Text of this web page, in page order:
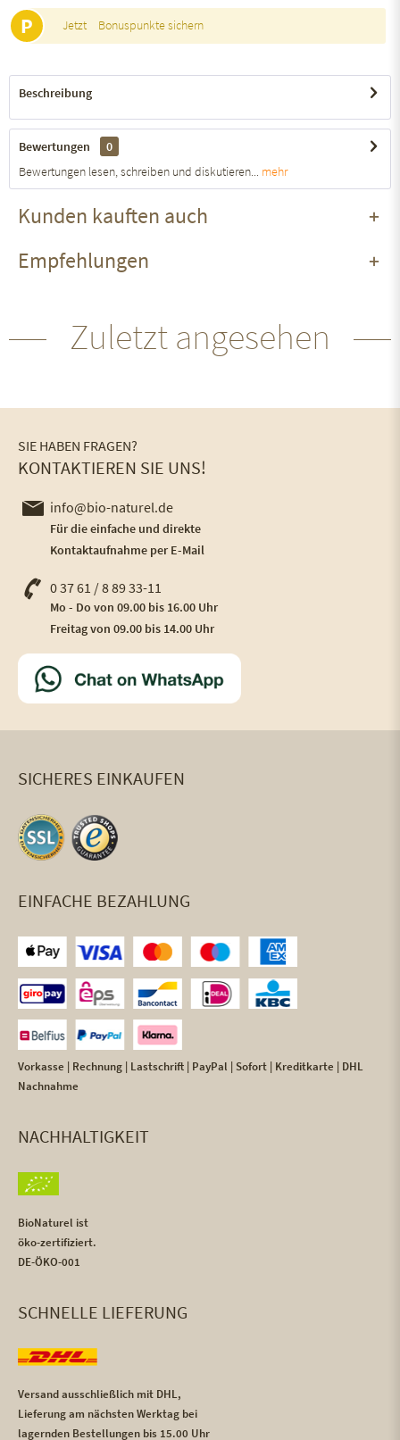
P Jetzt Bonuspunkte sichern
Beschreibung
Bewertungen
0
Bewertungen lesen, schreiben und diskutieren... mehr
Kunden kauften auch
Empfehlungen
Zuletzt angesehen
SIE HABEN FRAGEN?
KONTAKTIEREN SIE UNS!
info@bio-naturel.de
Für die einfache und direkte
Kontaktaufnahme per E-Mail
0 37 61 / 8 89 33-11
Mo - Do von 09.00 bis 16.00 Uhr
Freitag von 09.00 bis 14.00 Uhr
SICHERES EINKAUFEN
EINFACHE BEZAHLUNG
Vorkasse | Rechnung | Lastschrift | PayPal | Sofort | Kreditkarte | DHL
Nachnahme
NACHHALTIGKEIT
BioNaturel ist
öko-zertifiziert.
DE-ÖKO-001
SCHNELLE LIEFERUNG
Versand ausschließlich mit DHL,
Lieferung am nächsten Werktag bei
lagernden Bestellungen bis 15.00 Uhr